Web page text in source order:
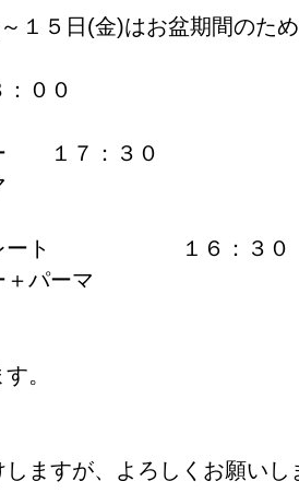
１５日(金)はお盆期間のた
００
１７：３０
レート １６：３０
パーマ
。
しますが、よろしくお願いし